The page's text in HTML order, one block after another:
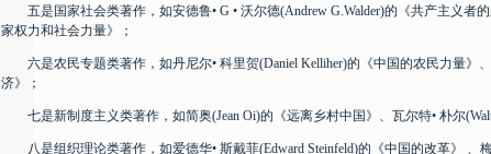
五是国家社会类著作，如安德鲁• G • 沃尔德(Andrew G.Walder)的《共产主义者
家权力和社会力量》；
六是农民专题类著作，如丹尼尔• 科里贺(Daniel Kelliher)的《中国的农民力量》、
济》；
七是新制度主义类著作，如简奥(Jean Oi)的《远离乡村中国》、瓦尔特• 朴尔
八是组织理论类著作，如爱德华• 斯戴菲(Edward Steinfeld)的《中国的改革》 、